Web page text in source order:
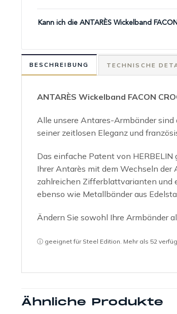
Kann ich die ANTARÈS Wickelband
BESCHREIBUNG TECHNISCHE
ANTARÈS Wickelband FACON
Alle unsere Antares-Armbänder
seiner zeitlosen Eleganz und
Das einfache Patent von
Ihrer Antarès mit dem Wechseln der
zahlreichen Zifferblattvarianten und
ebenso wie Metallbänder aus
Ändern Sie sowohl Ihre Armbänder
ⓘ geeignet für Steel Edition. Mehr als 52
Ähnliche Produkte